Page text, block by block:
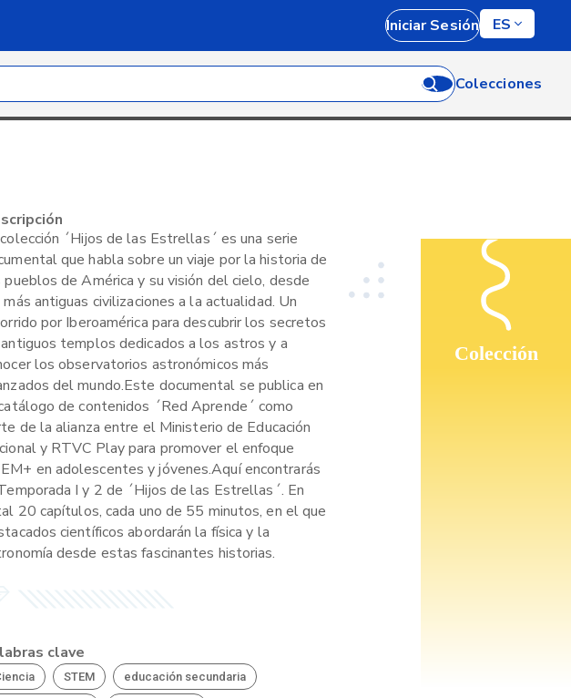
Iniciar Sesión ES
Colecciones
Colección
´Hijos de las Estrellas´ es una serie
que habla sobre un viaje por la historia de
de América y su visión del cielo, desde
antiguas civilizaciones a la actualidad. Un
por Iberoamérica para descubrir los secretos
templos dedicados a los astros y a
los observatorios astronómicos más
del mundo.Este documental se publica en
de contenidos ´Red Aprende´ como
de la alianza entre el Ministerio de Educación
y RTVC Play para promover el enfoque
en adolescentes y jóvenes.Aquí encontrarás
I y 2 de ´Hijos de las Estrellas´. En
20 capítulos, cada uno de 55 minutos, en el que
científicos abordarán la física y la
desde estas fascinantes historias.
clave
STEM educación secundaria